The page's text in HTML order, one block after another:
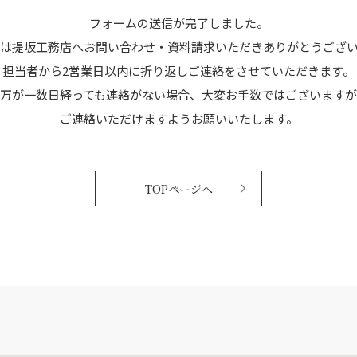
フォームの送信が完了しました。
提坂工務店へお問い合わせ・資料請求いただきありがとうござ
担当者から2営業日以内に折り返しご連絡をさせていただきます。
万が一数日経っても連絡がない場合、大変お手数ではございますが
ご連絡いただけますようお願いいたします。
TOPページへ